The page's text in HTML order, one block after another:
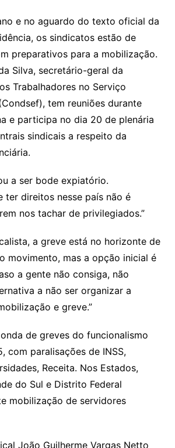
e no aguardo do texto oficial da
os sindicatos estão de
preparativos para a mobilização.
Silva, secretário-geral da
Trabalhadores no Serviço
tem reuniões durante
e participa no dia 20 de plenária
sindicais a respeito da
a ser bode expiatório.
ter direitos nesse país não é
nos tachar de privilegiados.”
a greve está no horizonte de
movimento, mas a opção inicial é
a gente não consiga, não
a não ser organizar a
e greve.”
de greves do funcionalismo
com paralisações de INSS,
Receita. Nos Estados,
do Sul e Distrito Federal
mobilização de servidores
João Guilherme Vargas Netto